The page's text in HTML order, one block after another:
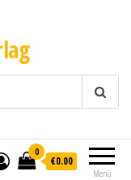
Menü
0
€0.00